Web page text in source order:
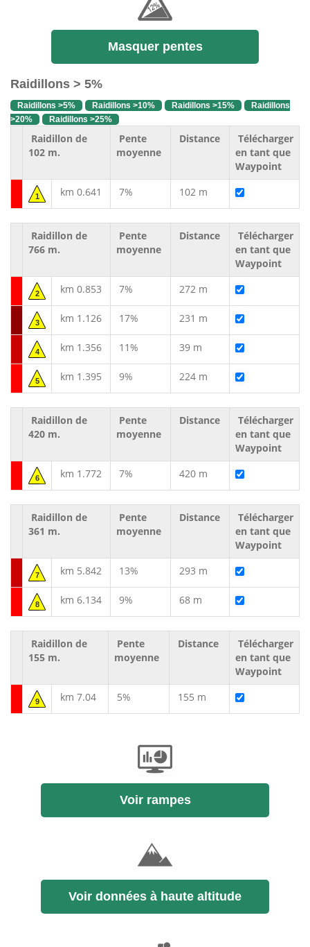
Masquer pentes
Raidillons > 5%
Raidillons >5% Raidillons >10% Raidillons >15%
Raidillons
>20%
Raidillons >25%
Raidillon de
102 m.
Pente
moyenne
Distance
Télécharger
en tant que
Waypoint
1 km 0.641 7% 102 m
Raidillon de
766 m.
Pente
moyenne
Distance
Télécharger
en tant que
Waypoint
2 km 0.853 7% 272 m
3 km 1.126 17% 231 m
4 km 1.356 11% 39 m
5 km 1.395 9% 224 m
Raidillon de
420 m.
Pente
moyenne
Distance
Télécharger
en tant que
Waypoint
6 km 1.772 7% 420 m
Raidillon de
361 m.
Pente
moyenne
Distance
Télécharger
en tant que
Waypoint
7 km 5.842 13% 293 m
8 km 6.134 9% 68 m
Raidillon de
155 m.
Pente
moyenne
Distance
Télécharger
en tant que
Waypoint
9 km 7.04 5% 155 m
Voir rampes
Voir données à haute altitude